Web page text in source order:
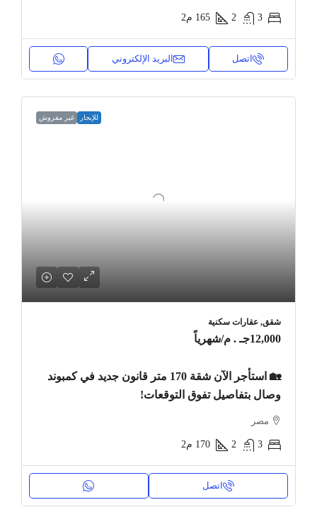
3
2
165 م2
اتصل البريد الإلكتروني
للإيجار غير مفروش
شقق, عقارات سكنية
12,000جـ . م /شهرياً
🏡 استأجر الآن شقة 170 متر قانون جديد في كمبوند
وصال بتفاصيل تفوق التوقعات!
مصر
3
2
170 م2
اتصل